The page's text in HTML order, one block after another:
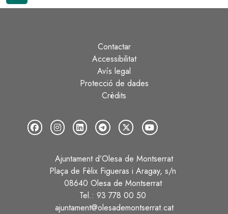
Contactar
Accessibilitat
Avís legal
Protecció de dades
Crèdits
Ajuntament d’Olesa de Montserrat
Plaça de Fèlix Figueras i Aragay, s/n
08640 Olesa de Montserrat
Tel.: 93 778 00 50
ajuntament@olesademontserrat.cat